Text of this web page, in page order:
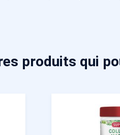
produits qui